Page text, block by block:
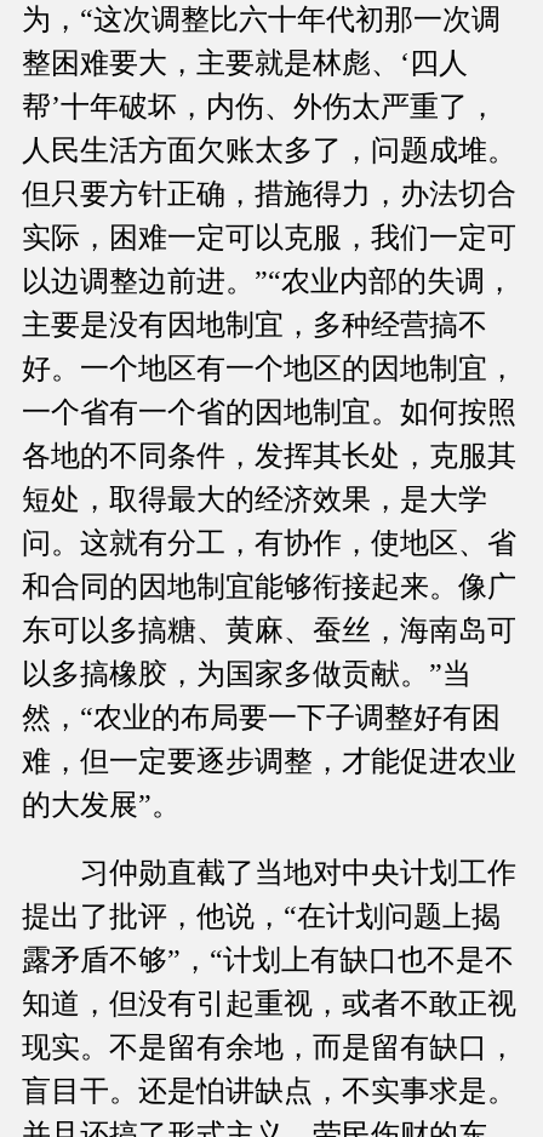
为，“这次调整比六十年代初那一次调
整困难要大，主要就是林彪、‘四人
帮’十年破坏，内伤、外伤太严重了，
人民生活方面欠账太多了，问题成堆。
但只要方针正确，措施得力，办法切合
实际，困难一定可以克服，我们一定可
以边调整边前进。”“农业内部的失调，
主要是没有因地制宜，多种经营搞不
好。一个地区有一个地区的因地制宜，
一个省有一个省的因地制宜。如何按照
各地的不同条件，发挥其长处，克服其
短处，取得最大的经济效果，是大学
问。这就有分工，有协作，使地区、省
和合同的因地制宜能够衔接起来。像广
东可以多搞糖、黄麻、蚕丝，海南岛可
以多搞橡胶，为国家多做贡献。”当
然，“农业的布局要一下子调整好有困
难，但一定要逐步调整，才能促进农业
的大发展”。
习仲勋直截了当地对中央计划工作
提出了批评，他说，“在计划问题上揭
露矛盾不够”，“计划上有缺口也不是不
知道，但没有引起重视，或者不敢正视
现实。不是留有余地，而是留有缺口，
盲目干。还是怕讲缺点，不实事求是。